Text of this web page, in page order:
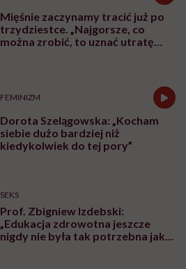
Mięśnie zaczynamy tracić już po
trzydziestce. „Najgorsze, co
można zrobić, to uznać utratę
FEMINIZM
Dorota Szelągowska: „Kocham
siebie dużo bardziej niż
kiedykolwiek do tej pory”
SEKS
Prof. Zbigniew Izdebski:
„Edukacja zdrowotna jeszcze
nigdy nie była tak potrzebna jak